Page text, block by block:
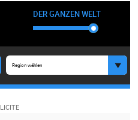
DER GANZEN WELT
Region wählen